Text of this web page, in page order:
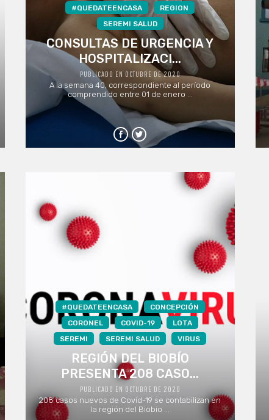
#QUEDATEENCASA
REGION
SEREMI SALUD
CONSULTAS DE URGENCIA Y
HOSPITALIZACI...
PUBLICADO EN OCTUBRE DE 2020
A la semana 40, correspondiente al período
comprendido entre 01 de enero ...
#QUEDATEENCASA
CONCEPCIÓN
CORONEL
COVID-19
LOTA
SEREMI
SEREMI SALUD VIRUS
REGIÓN DEL BIOBÍO
PRESENTA 208 CASO...
PUBLICADO EN OCTUBRE DE 2020
208 casos nuevos de Covid-19 se contabilizan en
la región del Biobío ...